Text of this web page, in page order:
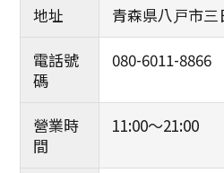
地址
青森県八戸市三
電話號
碼
080-6011-8866
營業時
間
11:00〜21:00